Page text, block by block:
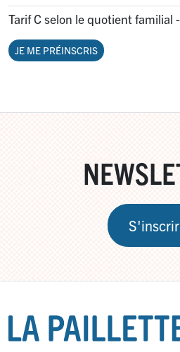
Tarif C selon le quotient familial
JE ME PRÉINSCRIS